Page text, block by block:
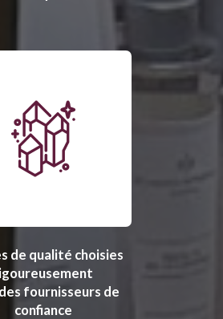
de qualité choisies
fournisseurs de
confiance